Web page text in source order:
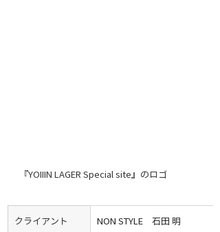
『YOIIIN LAGER Special site』のロゴ
クライアント NON STYLE　石田 明